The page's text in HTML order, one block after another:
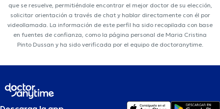
que se resuelve, permitiéndole encontrar el mejor doctor de su elección,
solicitar orientación a través de chat y hablar directamente con él por
videollamada. La información de este perfil ha sido recopilada con base
en fuentes de confianza, como la página personal de Maria Cristina
Pinto Dussan y ha sido verificada por el equipo de doctoranytime.